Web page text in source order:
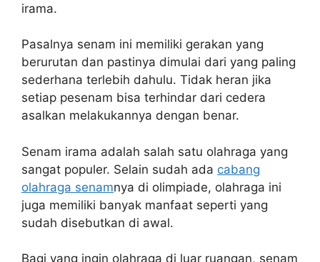
irama.
Pasalnya senam ini memiliki gerakan yang
berurutan dan pastinya dimulai dari yang paling
sederhana terlebih dahulu. Tidak heran jika
setiap pesenam bisa terhindar dari cedera
asalkan melakukannya dengan benar.
Senam irama adalah salah satu olahraga yang
sangat populer. Selain sudah ada cabang
olahraga senamnya di olimpiade, olahraga ini
juga memiliki banyak manfaat seperti yang
sudah disebutkan di awal.
Bagi yang ingin olahraga di luar ruangan, senam